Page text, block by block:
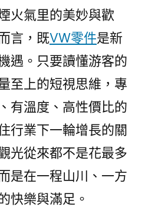
火氣里的美妙與歡
言，既VW零件是新
遇。只要讀懂游客的
至上的短視思維，專
有溫度、高性價比的
行業下一輪增長的關
光從來都不是花最多
是在一程山川、一方
快樂與滿足。